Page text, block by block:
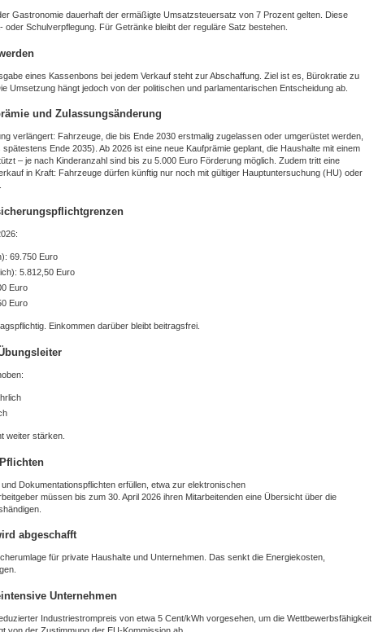
Gastronomie dauerhaft der ermäßigte Umsatzsteuersatz von 7 Prozent gelten. Diese
oder Schulverpflegung. Für Getränke bleibt der reguläre Satz bestehen.
eines Kassenbons bei jedem Verkauf steht zur Abschaffung. Ziel ist es, Bürokratie zu
Umsetzung hängt jedoch von der politischen und parlamentarischen Entscheidung ab.
und Zulassungsänderung
verlängert: Fahrzeuge, die bis Ende 2030 erstmalig zugelassen oder umgerüstet werden,
Ende 2035). Ab 2026 ist eine neue Kaufprämie geplant, die Haushalte mit einem
– je nach Kinderanzahl sind bis zu 5.000 Euro Förderung möglich. Zudem tritt eine
in Kraft: Fahrzeuge dürfen künftig nur noch mit gültiger Hauptuntersuchung (HU) oder
69.750 Euro
5.812,50 Euro
Euro
Euro
Einkommen darüber bleibt beitragsfrei.
weiter stärken.
Dokumentationspflichten erfüllen, etwa zur elektronischen
müssen bis zum 30. April 2026 ihren Mitarbeitenden eine Übersicht über die
abgeschafft
für private Haushalte und Unternehmen. Das senkt die Energiekosten,
Unternehmen
Industriestrompreis von etwa 5 Cent/kWh vorgesehen, um die Wettbewerbsfähigkeit